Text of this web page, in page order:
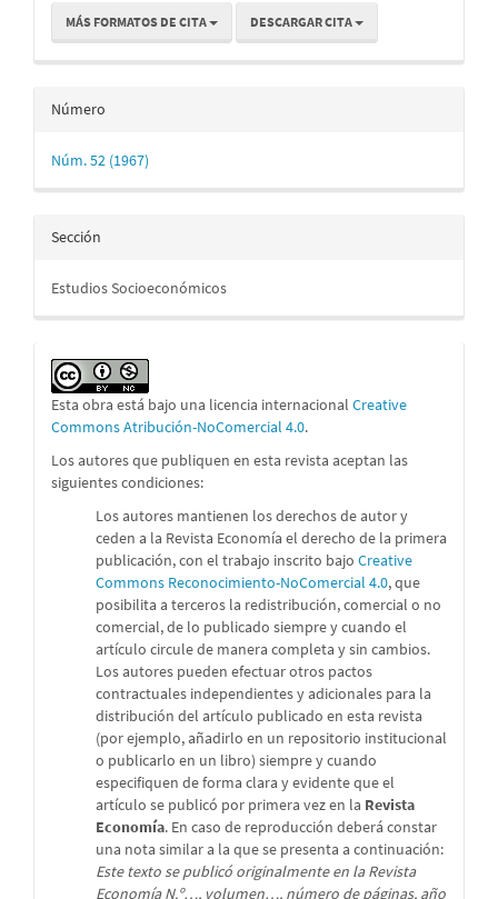
MÁS FORMATOS DE CITA DESCARGAR CITA
Número
Núm. 52 (1967)
Sección
Estudios Socioeconómicos
Esta obra está bajo una licencia internacional Creative
Commons Atribución-NoComercial 4.0.
Los autores que publiquen en esta revista aceptan las
siguientes condiciones:
Los autores mantienen los derechos de autor y
ceden a la Revista Economía el derecho de la primera
publicación, con el trabajo inscrito bajo Creative
Commons Reconocimiento-NoComercial 4.0, que
posibilita a terceros la redistribución, comercial o no
comercial, de lo publicado siempre y cuando el
artículo circule de manera completa y sin cambios.
Los autores pueden efectuar otros pactos
contractuales independientes y adicionales para la
distribución del artículo publicado en esta revista
(por ejemplo, añadirlo en un repositorio institucional
o publicarlo en un libro) siempre y cuando
especifiquen de forma clara y evidente que el
artículo se publicó por primera vez en la Revista
Economía. En caso de reproducción deberá constar
una nota similar a la que se presenta a continuación:
Este texto se publicó originalmente en la Revista
Economía N.º…, volumen…, número de páginas, año